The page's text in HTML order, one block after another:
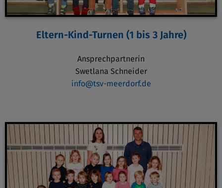
Eltern-Kind-Turnen (1 bis 3 Jahre)
Ansprechpartnerin
Swetlana Schneider
info@tsv-meerdorf.de